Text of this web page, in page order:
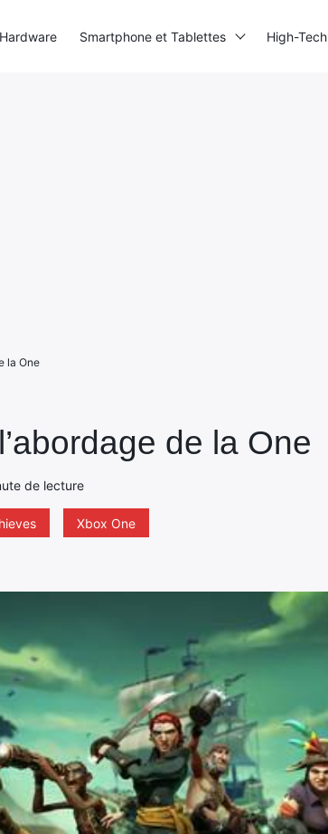
de la One
de lecture
Xbox One
la One
Smartphone et Tablettes High-Tech